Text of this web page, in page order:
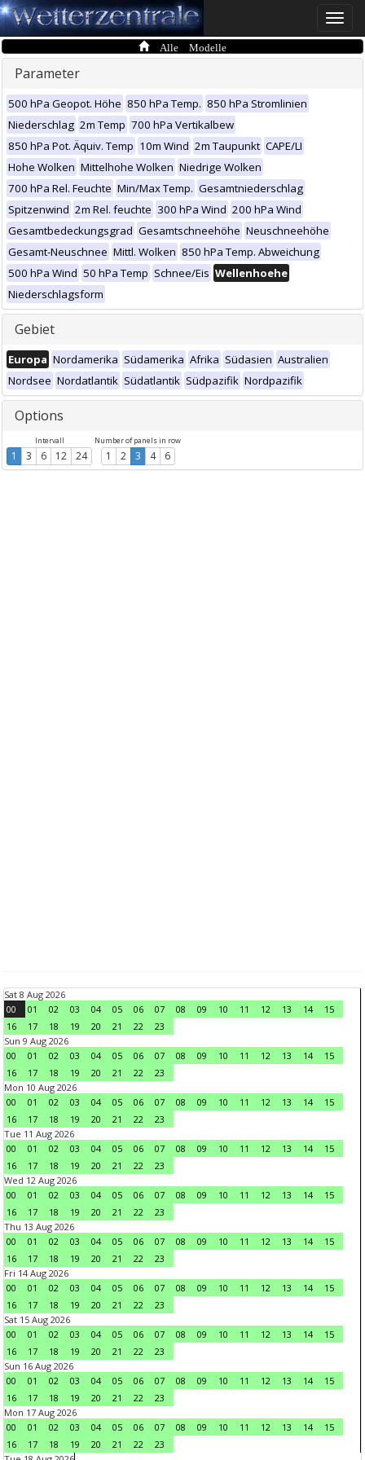
Toggle
Alle Modelle
Parameter
500 hPa Geopot. Höhe 850 hPa Temp. 850 hPa Stromlinien
Niederschlag 2m Temp 700 hPa Vertikalbew
850 hPa Pot. Äquiv. Temp 10m Wind 2m Taupunkt CAPE/LI
Hohe Wolken Mittelhohe Wolken Niedrige Wolken
700 hPa Rel. Feuchte Min/Max Temp. Gesamtniederschlag
Spitzenwind 2m Rel. feuchte 300 hPa Wind 200 hPa Wind
Gesamtbedeckungsgrad Gesamtschneehöhe Neuschneehöhe
Gesamt-Neuschnee Mittl. Wolken 850 hPa Temp. Abweichung
500 hPa Wind 50 hPa Temp Schnee/Eis Wellenhoehe
Niederschlagsform
Gebiet
Europa Nordamerika Südamerika Afrika Südasien Australien
Nordsee Nordatlantik Südatlantik Südpazifik Nordpazifik
Options
Intervall
1 3 6 12 24
Number of panels in row
1 2 3 4 6
Sat 8 Aug 2026
00
01 02 03 04 05 06 07 08 09 10 11 12 13 14
15
16
17 18 19 20 21 22
23
Sun 9 Aug 2026
00
01 02 03 04 05 06 07 08 09 10 11 12 13 14
15
16
17 18 19 20 21 22
23
Mon 10 Aug 2026
00
01 02 03 04 05 06 07 08 09 10 11 12 13 14
15
16
17 18 19 20 21 22
23
Tue 11 Aug 2026
00
01 02 03 04 05 06 07 08 09 10 11 12 13 14
15
16
17 18 19 20 21 22
23
Wed 12 Aug 2026
00
01 02 03 04 05 06 07 08 09 10 11 12 13 14
15
16
17 18 19 20 21 22
23
Thu 13 Aug 2026
00
01 02 03 04 05 06 07 08 09 10 11 12 13 14
15
16
17 18 19 20 21 22
23
Fri 14 Aug 2026
00
01 02 03 04 05 06 07 08 09 10 11 12 13 14
15
16
17 18 19 20 21 22
23
Sat 15 Aug 2026
00
01 02 03 04 05 06 07 08 09 10 11 12 13 14
15
16
17 18 19 20 21 22
23
Sun 16 Aug 2026
00
01 02 03 04 05 06 07 08 09 10 11 12 13 14
15
16
17 18 19 20 21 22
23
Mon 17 Aug 2026
00
01 02 03 04 05 06 07 08 09 10 11 12 13 14
15
16
17 18 19 20 21 22
23